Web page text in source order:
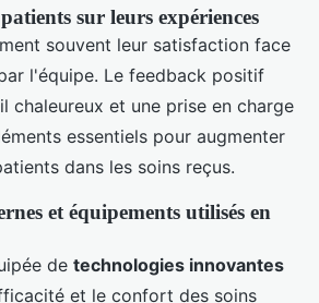
sur leurs expériences
souvent leur satisfaction face
l'équipe. Le feedback positif
chaleureux et une prise en charge
essentiels pour augmenter
dans les soins reçus.
et équipements utilisés en
de technologies innovantes
et le confort des soins